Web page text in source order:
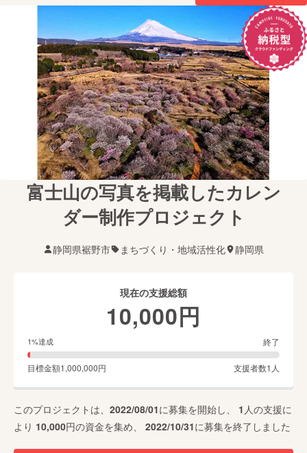
富士山の写真を掲載したカレン
ダー制作プロジェクト
静岡県裾野市 まちづくり・地域活性化 静岡県
現在の支援総額
10,000円
1%達成 終了
目標金額1,000,000円 支援者数1 人
このプロジェクトは、 2022/08/01に募集を開始し、 1 人の支援に
より 10,000円の資金を集め、 2022/10/31に募集を終了しました